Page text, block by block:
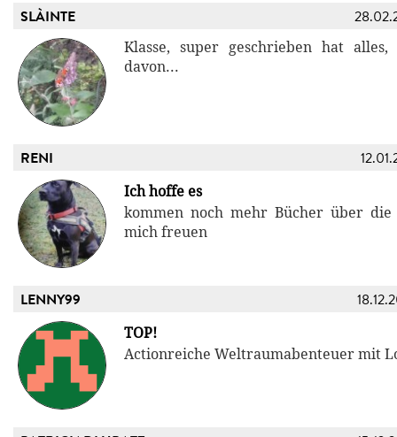
SLÀINTE
Klasse, super geschrieben hat
davon...
RENI
Ich hoffe es
kommen noch mehr Bücher über
mich freuen
LENNY99
TOP!
Actionreiche Weltraumabenteuer mit